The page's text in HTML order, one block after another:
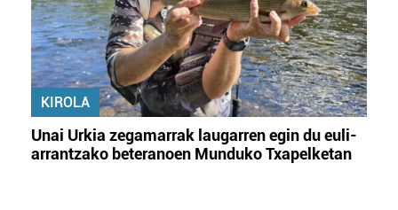
KIROLA
Unai Urkia zegamarrak laugarren egin du euli-
arrantzako beteranoen Munduko Txapelketan